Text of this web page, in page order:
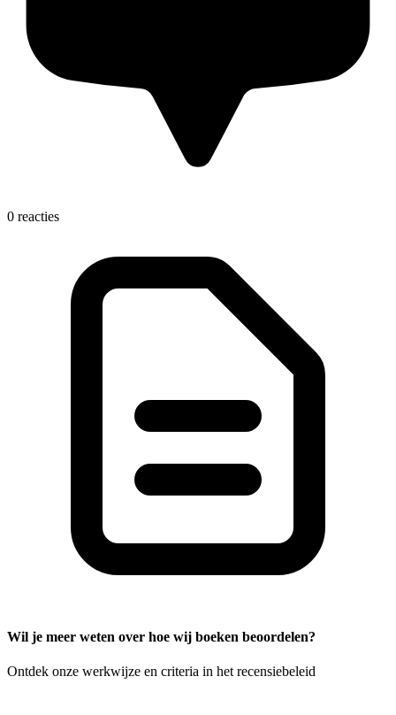
0 reacties
Wil je meer weten over hoe wij boeken beoordelen?
Ontdek onze werkwijze en criteria in het recensiebeleid